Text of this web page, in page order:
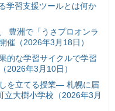
学習支援ツールとは何か
豊洲で「うさプロオンラ
催（2026年3月18日）
的な学習サイクルで学習
2026年3月10日）
を立てる授業— 札幌に届
立大樹小学校（2026年3月